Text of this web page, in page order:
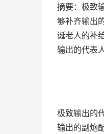
摘要：极致
够补齐输出
诞老人的补
输出的代表
极致输出的
输出的副炮